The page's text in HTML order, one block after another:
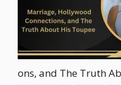
ons, and The Truth